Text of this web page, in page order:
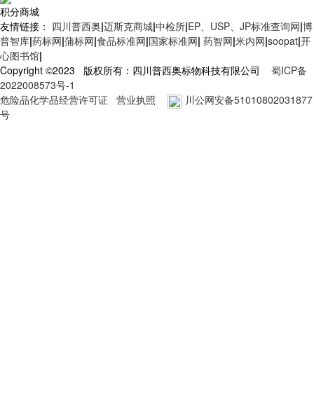
积分商城
友情链接： 四川普西奥|迈斯克商城|中检所|EP、USP、JP标准查询网|博
普智库|药标网|蒲标网|食品标准网|国家标准网| 药智网|米内网|soopat|开
心图书馆|
Copyright ©2023 版权所有：四川普西奥标物科技有限公司 蜀ICP备
2022008573号-1
危险品化学品经营许可证
营业执照
川公网安备51010802031877
号